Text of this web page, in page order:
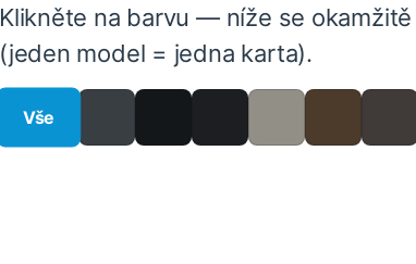
Klikněte na barvu — níže se
(jeden model = jedna karta).
Vše